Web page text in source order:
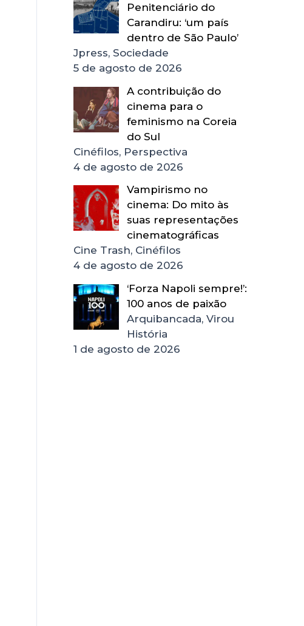
Penitenciário do
Carandiru: ‘um país
dentro de São Paulo’
Jpress, Sociedade
5 de agosto de 2026
A contribuição do
cinema para o
feminismo na Coreia
do Sul
Cinéfilos, Perspectiva
4 de agosto de 2026
Vampirismo no
cinema: Do mito às
suas representações
cinematográficas
Cine Trash, Cinéfilos
4 de agosto de 2026
‘Forza Napoli sempre!’:
100 anos de paixão
Arquibancada, Virou
História
1 de agosto de 2026